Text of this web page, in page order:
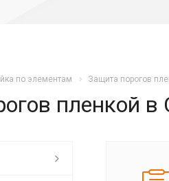
по элементам Защита порогов
пленкой в